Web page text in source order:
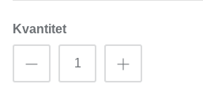
Kvantitet